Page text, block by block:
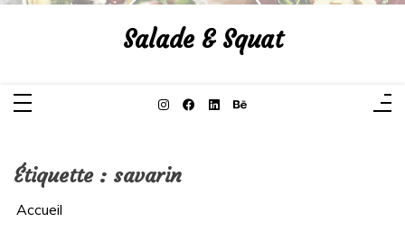
Aller
Salade & Squat
Étiquette : savarin
Accueil